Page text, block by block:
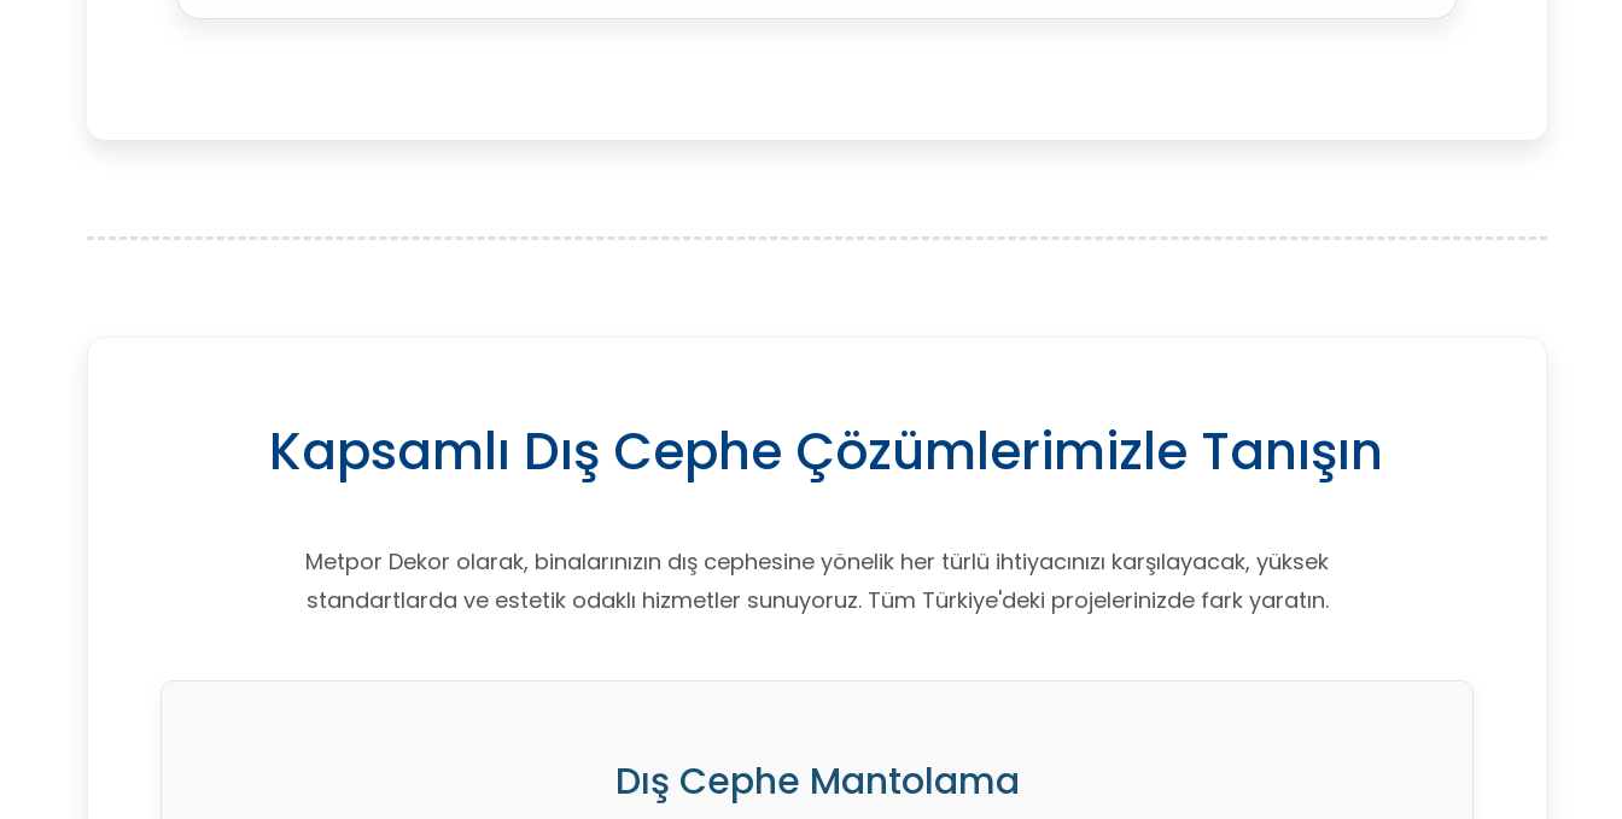
Kapsamlı Dış Cephe Çözümlerimizle Tanışın
Metpor Dekor olarak, binalarınızın dış cephesine yönelik her türlü ihtiyacınızı karşılayacak, yüksek
standartlarda ve estetik odaklı hizmetler sunuyoruz. Tüm Türkiye'deki projelerinizde fark yaratın.
Dış Cephe Mantolama